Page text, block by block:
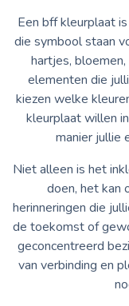
Een bff kleurplaat
die symbool staan
hartjes,
elementen die
kiezen welke
kleurplaat willen
manier jullie
Niet alleen is het
doen, het kan
herinneringen die
de toekomst of
geconcentreerd
van verbinding en